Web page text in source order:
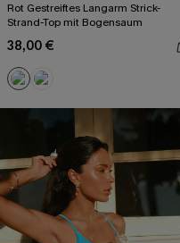
Rot Gestreiftes Langarm Strick-
Strand-Top mit Bogensaum
38,00 €